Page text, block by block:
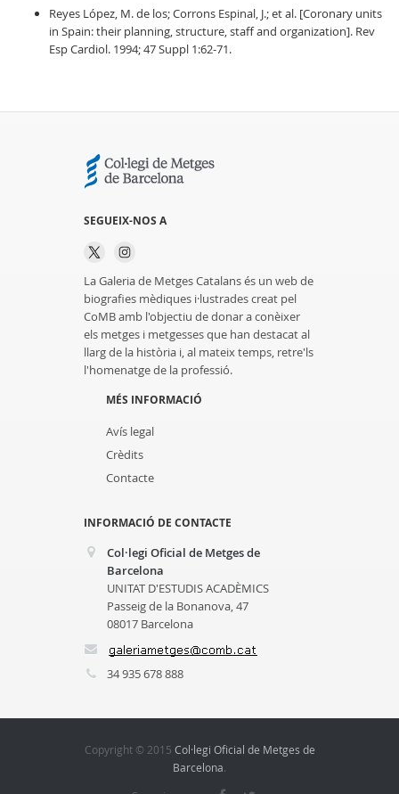
Reyes López, M. de los; Corrons Espinal, J.; et al. [Coronary units
in Spain: their planning, structure, staff and organization]. Rev
Esp Cardiol. 1994; 47 Suppl 1:62-71.
SEGUEIX-NOS A
La Galeria de Metges Catalans és un web de
biografies mèdiques i·lustrades creat pel
CoMB amb l'objectiu de donar a conèixer
els metges i metgesses que han destacat al
llarg de la història i, al mateix temps, retre'ls
l'homenatge de la professió.
MÉS INFORMACIÓ
Avís legal
Crèdits
Contacte
INFORMACIÓ DE CONTACTE
Col·legi Oficial de Metges de
Barcelona
UNITAT D'ESTUDIS ACADÈMICS
Passeig de la Bonanova, 47
08017 Barcelona
34 935 678 888
Copyright © 2015 Col·legi Oficial de Metges de
Barcelona.